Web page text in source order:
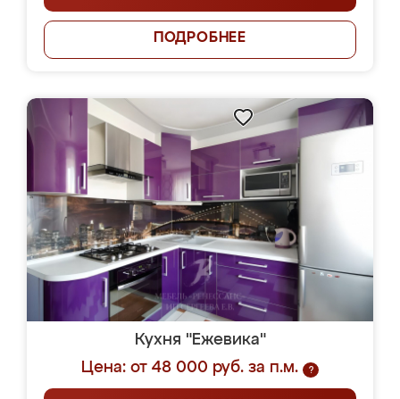
ПОДРОБНЕЕ
Кухня "Ежевика"
Цена: от 48 000 руб. за п.м.
?